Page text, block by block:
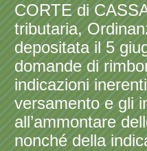
CORTE di
tributaria,
depositata il 5
domande di
indicazioni
versamento e gli
all’ammontare
nonché della